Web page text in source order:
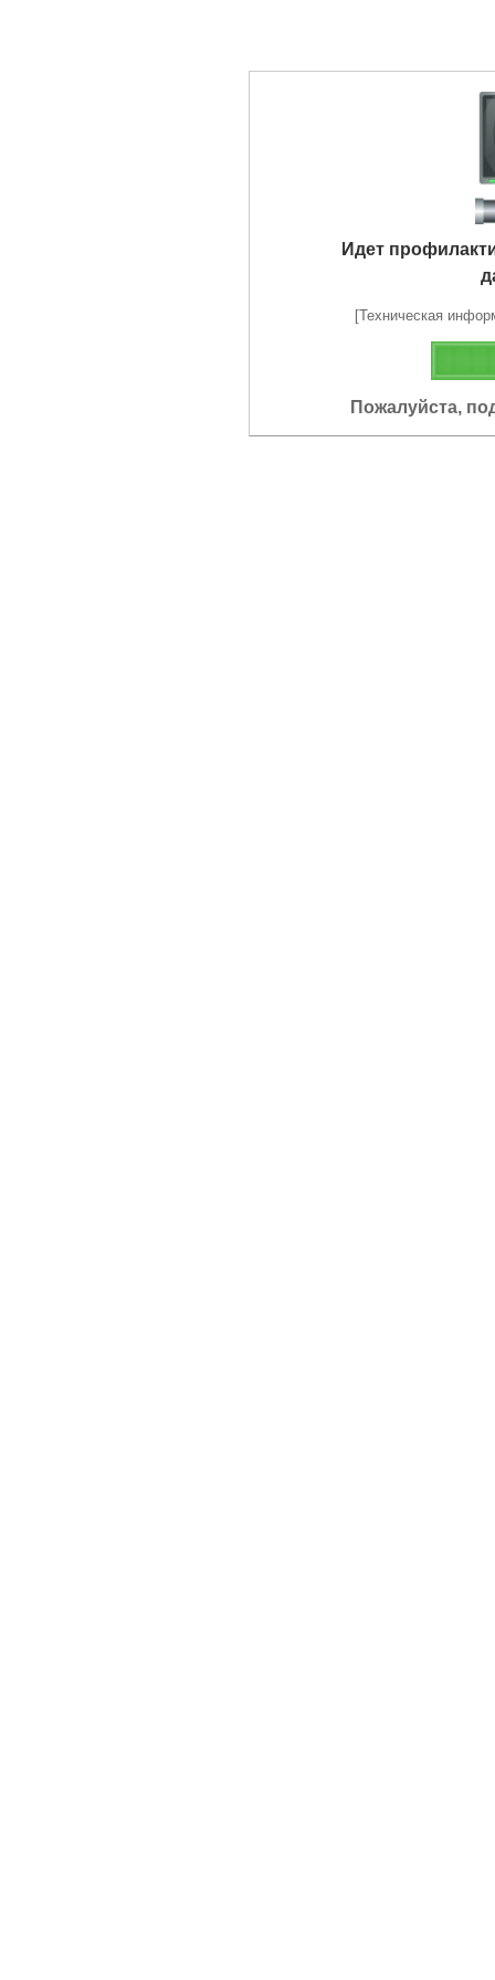
Идет
[Техническая
Пожалуйста,